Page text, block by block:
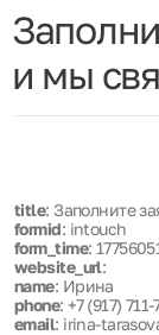
и мы
title: Заполните
formid: intouch
form_time:
website_url:
name: Ирина
phone: +7 (917) 711-
email: irina-